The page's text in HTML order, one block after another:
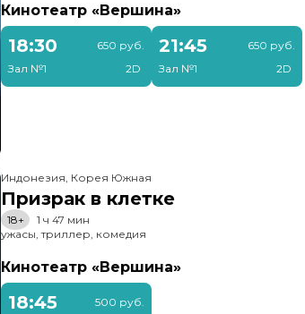
Кинотеатр «Вершина»
18:30
Зал №1
650 руб.
2D
21:45
Зал №1
650 руб.
2D
Индонезия, Корея Южная
Призрак в клетке
18+
1 ч 47 мин
ужасы, триллер, комедия
Кинотеатр «Вершина»
18:45
500 руб.